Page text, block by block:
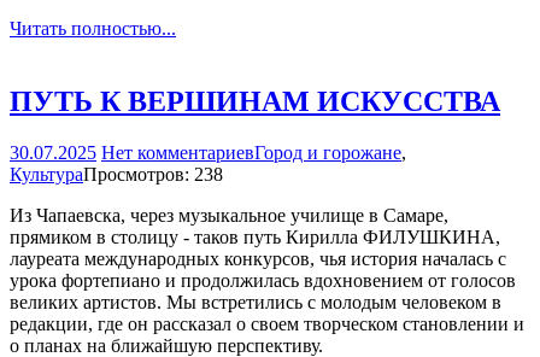
Читать полностью...
ПУТЬ К ВЕРШИНАМ ИСКУССТВА
30.07.2025 Нет комментариевГород и горожане,
КультураПросмотров: 238
Из Чапаевска, через музыкальное училище в Самаре,
прямиком в столицу - таков путь Кирилла ФИЛУШКИНА,
лауреата международных конкурсов, чья история началась с
урока фортепиано и продолжилась вдохновением от голосов
великих артистов. Мы встретились с молодым человеком в
редакции, где он рассказал о своем творческом становлении и
о планах на ближайшую перспективу.